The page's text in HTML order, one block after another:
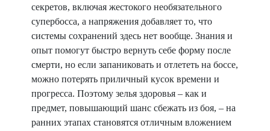
секретов, включая жестокого необязательного
супербосса, а напряжения добавляет то, что
системы сохранений здесь нет вообще. Знания и
опыт помогут быстро вернуть себе форму после
смерти, но если запаниковать и отлететь на боссе,
можно потерять приличный кусок времени и
прогресса. Поэтому зелья здоровья – как и
предмет, повышающий шанс сбежать из боя, – на
ранних этапах становятся отличным вложением